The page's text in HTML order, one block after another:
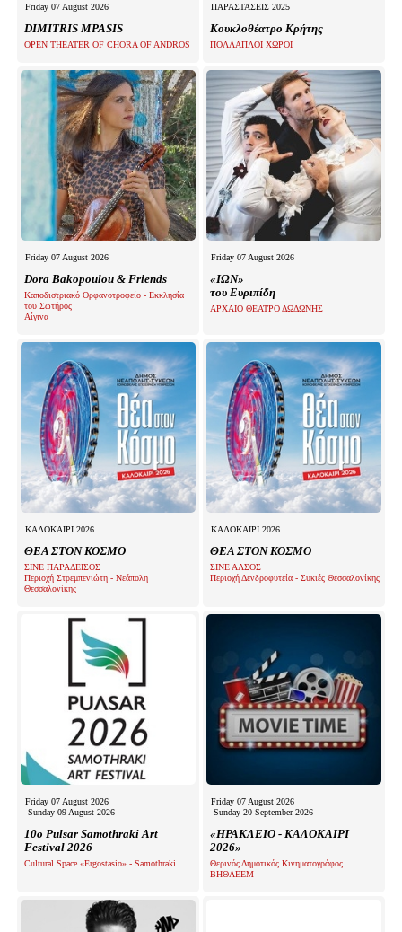
Friday 07 August 2026
DIMITRIS MPASIS
OPEN THEATER OF CHORA OF ANDROS
ΠΑΡΑΣΤΑΣΕΙΣ 2025
Kουκλοθέατρο Κρήτης
ΠΟΛΛΑΠΛΟΙ ΧΩΡΟΙ
Friday 07 August 2026
Dora Bakopoulou & Friends
Καποδιστριακό Ορφανοτροφείο - Εκκλησία
του Σωτήρος
Αίγινα
Friday 07 August 2026
«ΙΩΝ»
του Ευριπίδη
ΑΡΧΑΙΟ ΘΕΑΤΡΟ ΔΩΔΩΝΗΣ
ΚΑΛΟΚΑΙΡΙ 2026
ΘΕΑ ΣΤΟΝ ΚΟΣΜΟ
ΣΙΝΕ ΠΑΡΑΔΕΙΣΟΣ
Περιοχή Στρεμπενιώτη - Νεάπολη
Θεσσαλονίκης
ΚΑΛΟΚΑΙΡΙ 2026
ΘΕΑ ΣΤΟΝ ΚΟΣΜΟ
ΣΙΝΕ ΑΛΣΟΣ
Περιοχή Δενδροφυτεία - Συκιές Θεσσαλονίκης
Friday 07 August 2026
-Sunday 09 August 2026
10o Pulsar Samothraki Art
Festival 2026
Cultural Space «Ergostasio» - Samothraki
Friday 07 August 2026
-Sunday 20 September 2026
«ΗΡΑΚΛΕΙΟ - ΚΑΛΟΚΑΙΡΙ
2026»
Θερινός Δημοτικός Κινηματογράφος
ΒΗΘΛΕΕΜ